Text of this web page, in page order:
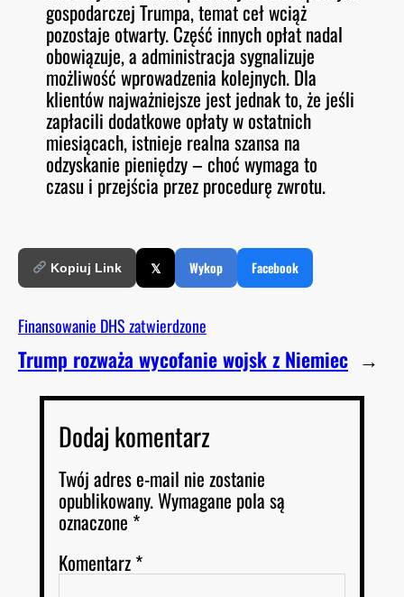
gospodarczej Trumpa, temat ceł wciąż
pozostaje otwarty. Część innych opłat nadal
obowiązuje, a administracja sygnalizuje
możliwość wprowadzenia kolejnych. Dla
klientów najważniejsze jest jednak to, że jeśli
zapłacili dodatkowe opłaty w ostatnich
miesiącach, istnieje realna szansa na
odzyskanie pieniędzy – choć wymaga to
czasu i przejścia przez procedurę zwrotu.
Kopiuj Link 𝕏 Wykop Facebook
Finansowanie DHS zatwierdzone
Trump rozważa wycofanie wojsk z Niemiec →
Dodaj komentarz
Twój adres e-mail nie zostanie
opublikowany.Wymagane pola są
oznaczone *
Komentarz*